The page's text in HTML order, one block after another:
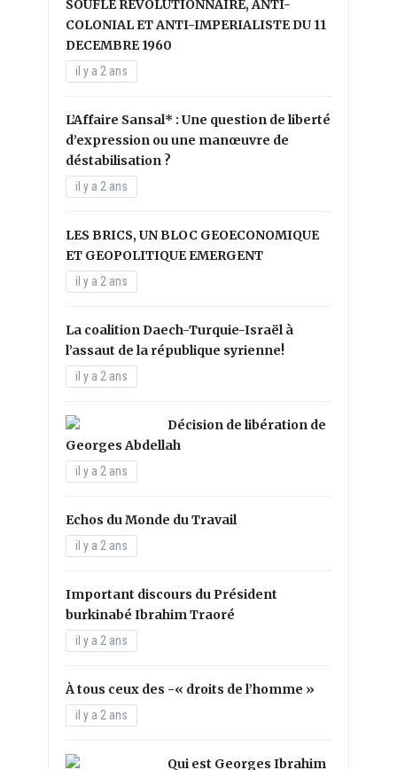
SOUFLE REVOLUTIONNAIRE, ANTI-
COLONIAL ET ANTI-IMPERIALISTE DU 11
DECEMBRE 1960
il y a 2 ans
L’Affaire Sansal* : Une question de liberté
d’expression ou une manœuvre de
déstabilisation ?
il y a 2 ans
LES BRICS, UN BLOC GEOECONOMIQUE
ET GEOPOLITIQUE EMERGENT
il y a 2 ans
La coalition Daech-Turquie-Israël à
l’assaut de la république syrienne!
il y a 2 ans
Décision de libération de
Georges Abdellah
il y a 2 ans
Echos du Monde du Travail
il y a 2 ans
Important discours du Président
burkinabé Ibrahim Traoré
il y a 2 ans
À tous ceux des -« droits de l’homme »
il y a 2 ans
Qui est Georges Ibrahim